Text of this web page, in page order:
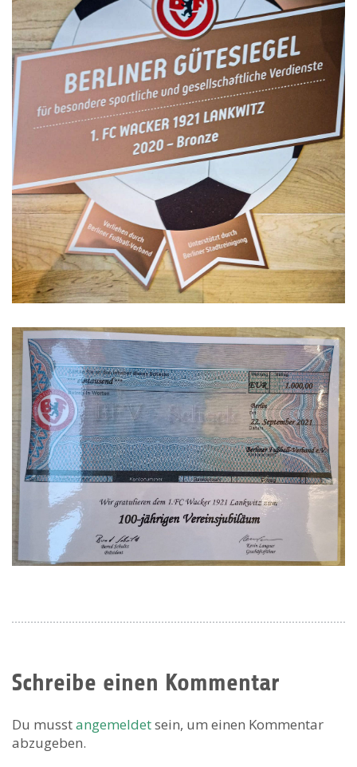
Schreibe einen Kommentar
Du musstangemeldetsein, um einen Kommentar
abzugeben.